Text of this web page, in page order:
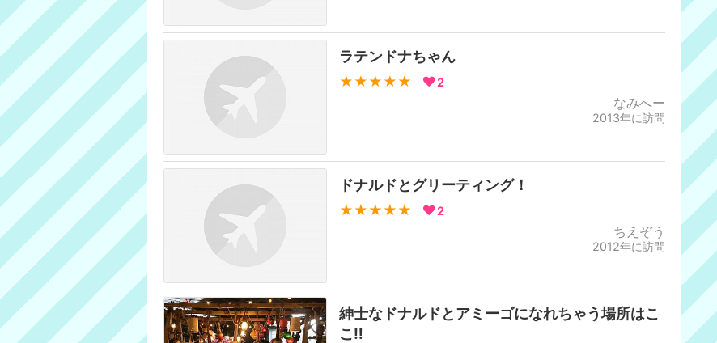
ラテンドナちゃん
★★★★★ 2
なみへー
2013年に訪問
ドナルドとグリーティング！
★★★★★ 2
ちえぞう
2012年に訪問
紳士なドナルドとアミーゴになれちゃう場所はこ
こ‼︎